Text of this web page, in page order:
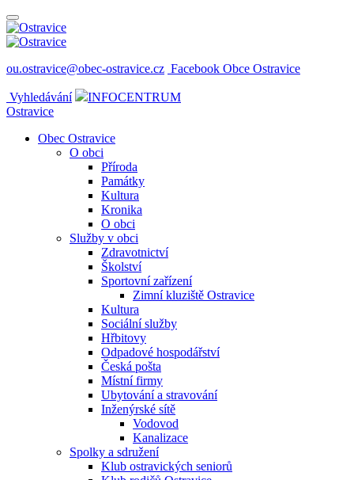
ou.ostravice@obec-ostravice.cz Facebook Obce Ostravice
Vyhledávání
INFOCENTRUM
Ostravice
Obec Ostravice
O obci
Příroda
Památky
Kultura
Kronika
O obci
Služby v obci
Zdravotnictví
Školství
Sportovní zařízení
Zimní kluziště Ostravice
Kultura
Sociální služby
Hřbitovy
Odpadové hospodářství
Česká pošta
Místní firmy
Ubytování a stravování
Inženýrské sítě
Vodovod
Kanalizace
Spolky a sdružení
Klub ostravických seniorů